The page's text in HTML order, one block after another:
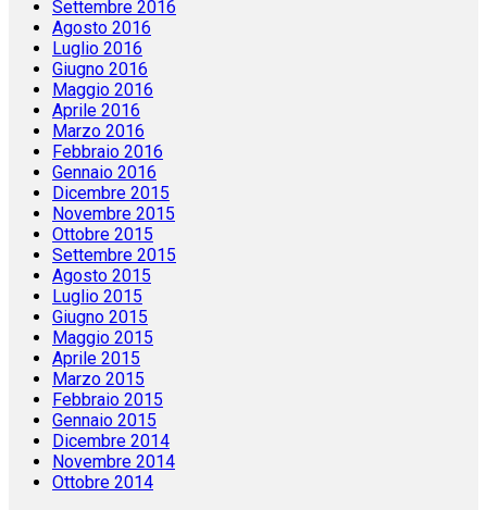
Settembre 2016
Agosto 2016
Luglio 2016
Giugno 2016
Maggio 2016
Aprile 2016
Marzo 2016
Febbraio 2016
Gennaio 2016
Dicembre 2015
Novembre 2015
Ottobre 2015
Settembre 2015
Agosto 2015
Luglio 2015
Giugno 2015
Maggio 2015
Aprile 2015
Marzo 2015
Febbraio 2015
Gennaio 2015
Dicembre 2014
Novembre 2014
Ottobre 2014